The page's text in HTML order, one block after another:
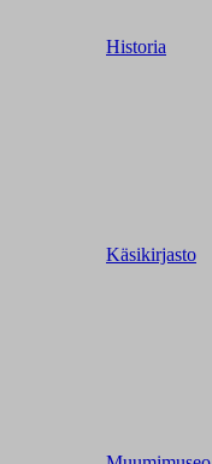
Historia
Käsikirjasto